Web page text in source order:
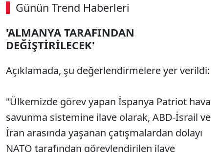
Günün Trend Haberleri
'ALMANYA TARAFINDAN
DEĞİŞTİRİLECEK'
Açıklamada, şu değerlendirmelere yer verildi:
"Ülkemizde görev yapan İspanya Patriot hava
savunma sistemine ilave olarak, ABD-İsrail ve
İran arasında yaşanan çatışmalardan dolayı
NATO tarafından görevlendirilen ilave